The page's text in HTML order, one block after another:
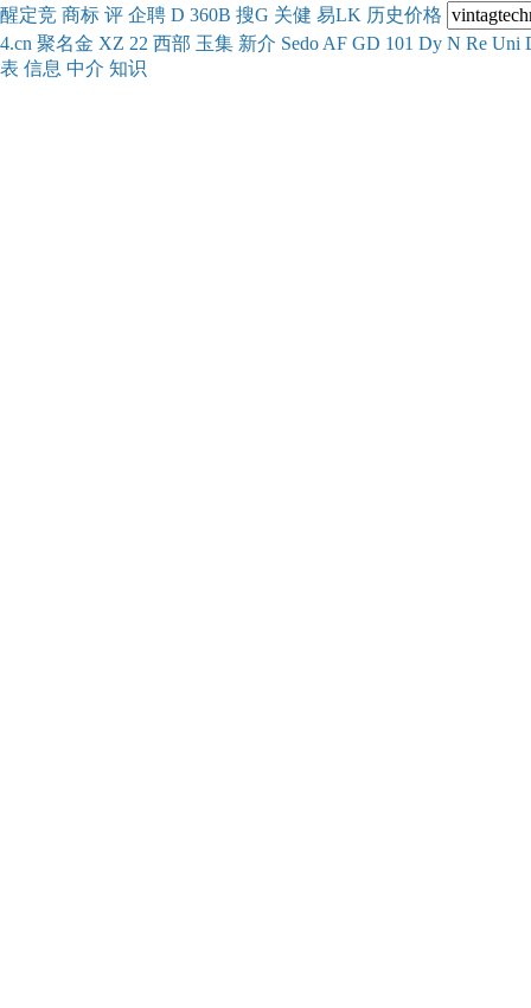
醒定竞 商标 评 企聘 D 360B 搜G 关健 易LK 历史价格
4.cn 聚名金 XZ 22 西部 玉集 新介 Sedo AF GD 101 Dy N Re Uni
表 信息 中介 知识